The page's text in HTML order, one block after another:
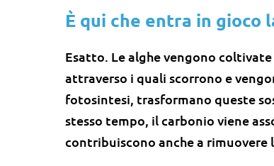
È qui che entra in gioco
Esatto. Le alghe vengono
attraverso i quali scorrono e
fotosintesi, trasformano queste
stesso tempo, il carbonio viene
contribuiscono anche a rimuovere